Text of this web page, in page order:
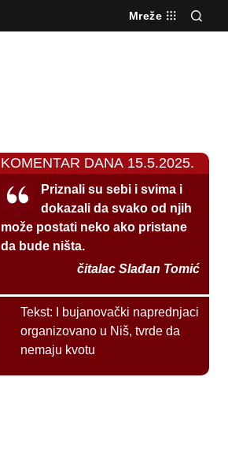
Mreže
KOMENTAR DANA 15.5.2025.
Priznali su sebi i svima i
dokazali da svako od njih
može postati neko ako pristane
da bude ništa.
čitalac Slađan Tomić
Tekst:
I bujanovački naprednjaci
organizovano u Niš, tvrde da
nemaju kvotu